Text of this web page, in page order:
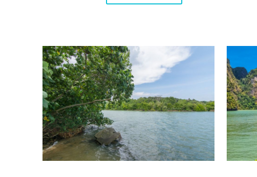
Pulau
Ubin
:
l’île
préservée
pour
découvrir
un
la
baie
de
Phang
Nga
:
sites